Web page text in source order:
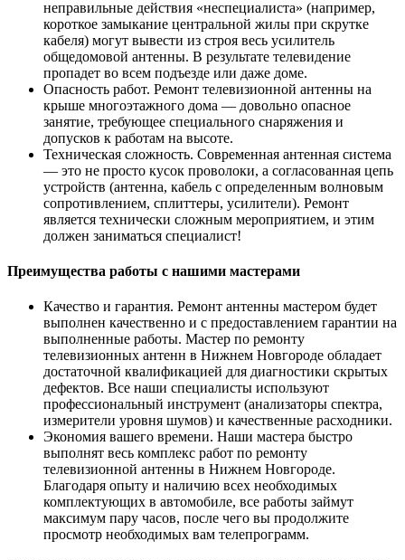
неправильные действия «неспециалиста» (например,
короткое замыкание центральной жилы при скрутке
кабеля) могут вывести из строя весь усилитель
общедомовой антенны. В результате телевидение
пропадет во всем подъезде или даже доме.
Опасность работ. Ремонт телевизионной антенны на
крыше многоэтажного дома — довольно опасное
занятие, требующее специального снаряжения и
допусков к работам на высоте.
Техническая сложность. Современная антенная система
— это не просто кусок проволоки, а согласованная цепь
устройств (антенна, кабель с определенным волновым
сопротивлением, сплиттеры, усилители). Ремонт
является технически сложным мероприятием, и этим
должен заниматься специалист!
Преимущества работы с нашими мастерами
Качество и гарантия. Ремонт антенны мастером будет
выполнен качественно и с предоставлением гарантии на
выполненные работы. Мастер по ремонту
телевизионных антенн в Нижнем Новгороде обладает
достаточной квалификацией для диагностики скрытых
дефектов. Все наши специалисты используют
профессиональный инструмент (анализаторы спектра,
измерители уровня шумов) и качественные расходники.
Экономия вашего времени. Наши мастера быстро
выполнят весь комплекс работ по ремонту
телевизионной антенны в Нижнем Новгороде.
Благодаря опыту и наличию всех необходимых
комплектующих в автомобиле, все работы займут
максимум пару часов, после чего вы продолжите
просмотр необходимых вам телепрограмм.